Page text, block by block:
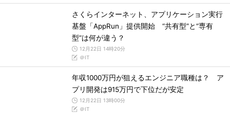
さくらインターネット、アプリケーション実行
基盤「AppRun」提供開始 “共有型”と“専有
型”は何が違う？
12月22日 14時20分
＠IT
年収1000万円が狙えるエンジニア職種は？ ア
プリ開発は915万円で下位だが安定
12月22日 13時00分
＠IT